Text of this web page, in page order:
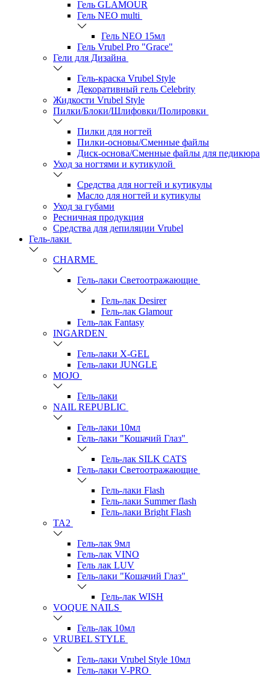
Гель GLAMOUR
Гель NEO multi
Гель NEO 15мл
Гель Vrubel Pro "Grace"
Гели для Дизайна
Гель-краска Vrubel Style
Декоративный гель Celebrity
Жидкости Vrubel Style
Пилки/Блоки/Шлифовки/Полировки
Пилки для ногтей
Пилки-основы/Сменные файлы
Диск-основа/Сменные файлы для педикюра
Уход за ногтями и кутикулой
Средства для ногтей и кутикулы
Масло для ногтей и кутикулы
Уход за губами
Ресничная продукция
Средства для депиляции Vrubel
Гель-лаки
СHARME
Гель-лаки Светоотражающие
Гель-лак Desirer
Гель-лак Glamour
Гель-лак Fantasy
INGARDEN
Гель-лаки Х-GEL
Гель-лаки JUNGLE
MOJO
Гель-лаки
NAIL REPUBLIC
Гель-лаки 10мл
Гель-лаки "Кошачий Глаз"
Гель-лак SILK CATS
Гель-лаки Светоотражающие
Гель-лаки Flash
Гель-лаки Summer flash
Гель-лаки Bright Flash
TA2
Гель-лак 9мл
Гель-лак VINO
Гель лак LUV
Гель-лаки "Кошачий Глаз"
Гель-лак WISH
VOQUE NAILS
Гель-лак 10мл
VRUBEL STYLE
Гель-лаки Vrubel Style 10мл
Гель-лаки V-PRO